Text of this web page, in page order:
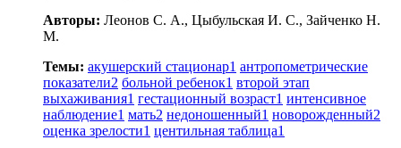
Авторы: Леонов С. А., Цыбульская И. С., Зайченко Н.
М.
Темы: акушерский стационар1 антропометрические
показатели2 больной ребенок1 второй этап
выхаживания1 гестационный возраст1 интенсивное
наблюдение1 мать2 недоношенный1 новорожденный2
оценка зрелости1 центильная таблица1